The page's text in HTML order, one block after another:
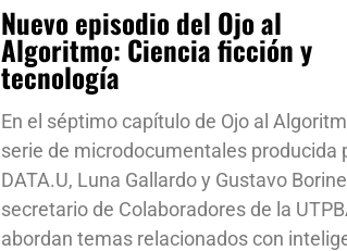
Nuevo episodio del Ojo al
Algoritmo: Ciencia ficción y
tecnología
En el séptimo capítulo de Ojo al
serie de microdocumentales producida
DATA.U, Luna Gallardo y Gustavo
secretario de Colaboradores de la
abordan temas relacionados con